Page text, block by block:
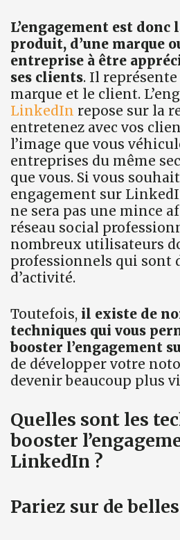
L’engagement est donc
produit, d’une marque
entreprise à être
ses clients. Il
marque et le client.
LinkedIn repose sur la
entretenez avec vos
l’image que vous
entreprises du même
que vous. Si vous
engagement sur
ne sera pas une mince
réseau social
nombreux utilisateurs
professionnels qui sont
d’activité.
Toutefois, il existe de
techniques qui vous
booster l’engagement
de développer votre
devenir beaucoup plus
Quelles sont les
booster
LinkedIn ?
Pariez sur de